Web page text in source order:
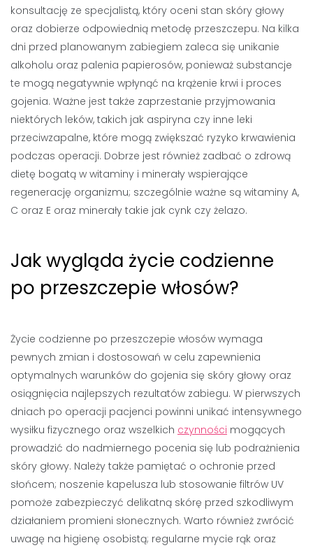
konsultację ze specjalistą, który oceni stan skóry głowy
oraz dobierze odpowiednią metodę przeszczepu. Na kilka
dni przed planowanym zabiegiem zaleca się unikanie
alkoholu oraz palenia papierosów, ponieważ substancje
te mogą negatywnie wpłynąć na krążenie krwi i proces
gojenia. Ważne jest także zaprzestanie przyjmowania
niektórych leków, takich jak aspiryna czy inne leki
przeciwzapalne, które mogą zwiększać ryzyko krwawienia
podczas operacji. Dobrze jest również zadbać o zdrową
dietę bogatą w witaminy i minerały wspierające
regenerację organizmu; szczególnie ważne są witaminy A,
C oraz E oraz minerały takie jak cynk czy żelazo.
Jak wygląda życie codzienne
po przeszczepie włosów?
Życie codzienne po przeszczepie włosów wymaga
pewnych zmian i dostosowań w celu zapewnienia
optymalnych warunków do gojenia się skóry głowy oraz
osiągnięcia najlepszych rezultatów zabiegu. W pierwszych
dniach po operacji pacjenci powinni unikać intensywnego
wysiłku fizycznego oraz wszelkich czynności mogących
prowadzić do nadmiernego pocenia się lub podrażnienia
skóry głowy. Należy także pamiętać o ochronie przed
słońcem; noszenie kapelusza lub stosowanie filtrów UV
pomoże zabezpieczyć delikatną skórę przed szkodliwym
działaniem promieni słonecznych. Warto również zwrócić
uwagę na higienę osobistą; regularne mycie rąk oraz